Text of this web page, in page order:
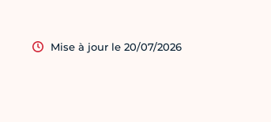
Mise à jour le 20/07/2026